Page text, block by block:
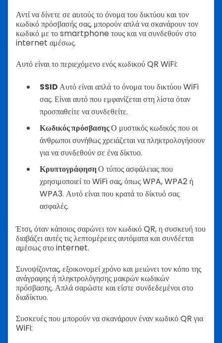
Αντί να δίνετε σε αυτούς το όνομα του δικτύου και τον
κωδικό πρόσβασής σας, μπορούν απλά να σκανάρουν τον
κωδικό με το smartphone τους και να συνδεθούν στο
internet αμέσως.
Αυτό είναι το περιεχόμενο ενός κωδικού QR WiFi:
SSIDΑυτό είναι απλά το όνομα του δικτύου WiFi
σας. Είναι αυτό που εμφανίζεται στη λίστα όταν
προσπαθείτε να συνδεθείτε.
Κωδικός πρόσβασηςΟ μυστικός κωδικός που οι
άνθρωποι συνήθως χρειάζεται να πληκτρολογήσουν
για να συνδεθούν σε ένα δίκτυο.
ΚρυπτογράφησηΟ τύπος ασφάλειας που
χρησιμοποιεί το WiFi σας, όπως WPA, WPA2 ή
WPA3. Αυτό είναι που κρατά το δίκτυό σας
ασφαλές.
Έτσι, όταν κάποιος σαρώνει τον κωδικό QR, η συσκευή του
διαβάζει αυτές τις λεπτομέρειες αυτόματα και συνδέεται
αμέσως στο internet.
Συνοψίζοντας, εξοικονομεί χρόνο και μειώνει τον κόπο της
ανάγραφης ή πληκτρολόγησης μακρών κωδικών
πρόσβασης. Απλά σαρώστε και είστε συνδεδεμένοι στο
διαδίκτυο.
Συσκευές που μπορούν να σκανάρουν έναν κωδικό QR για
WiFi: